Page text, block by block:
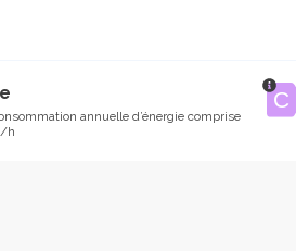
annuelle d’énergie comprise
h